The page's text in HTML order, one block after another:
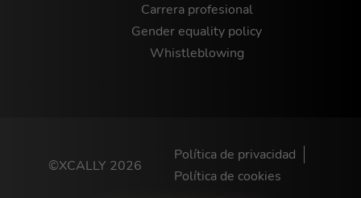
Carrera profesional
Gender equality policy
Whistleblowing
©XCALLY 2026
Política de privacidad
Política de cookies